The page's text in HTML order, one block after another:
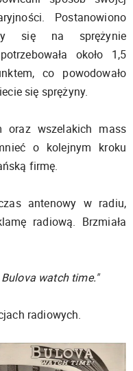
Postanowiono
się na sprężynie
około 1,5
co powodowało
się sprężyny.
oraz wszelakich mass
o kolejnym kroku
firmę.
antenowy w radiu,
radiową. Brzmiała
Bulova watch time."
radiowych.